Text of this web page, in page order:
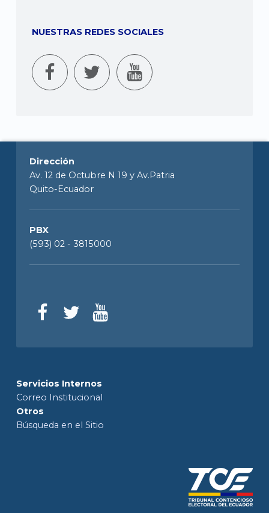
NUESTRAS REDES SOCIALES
Dirección
Av. 12 de Octubre N 19 y Av.Patria
Quito-Ecuador
PBX
(593) 02 - 3815000
Servicios Internos
Correo Institucional
Otros
Búsqueda en el Sitio